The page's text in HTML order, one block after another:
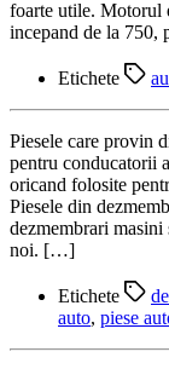
foarte utile. Motorul
incepand de la 750,
Etichete
Piesele care provin
pentru conducatorii
oricand folosite
Piesele din
dezmembrari masini
noi. […]
Etichete
auto, piese